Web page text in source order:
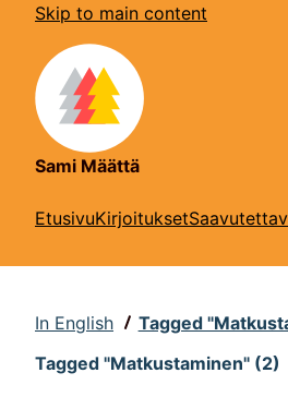
Skip to main content
Sami Määttä
EtusivuKirjoitukset
In English
Tagged
Tagged "Matkustaminen" (2)